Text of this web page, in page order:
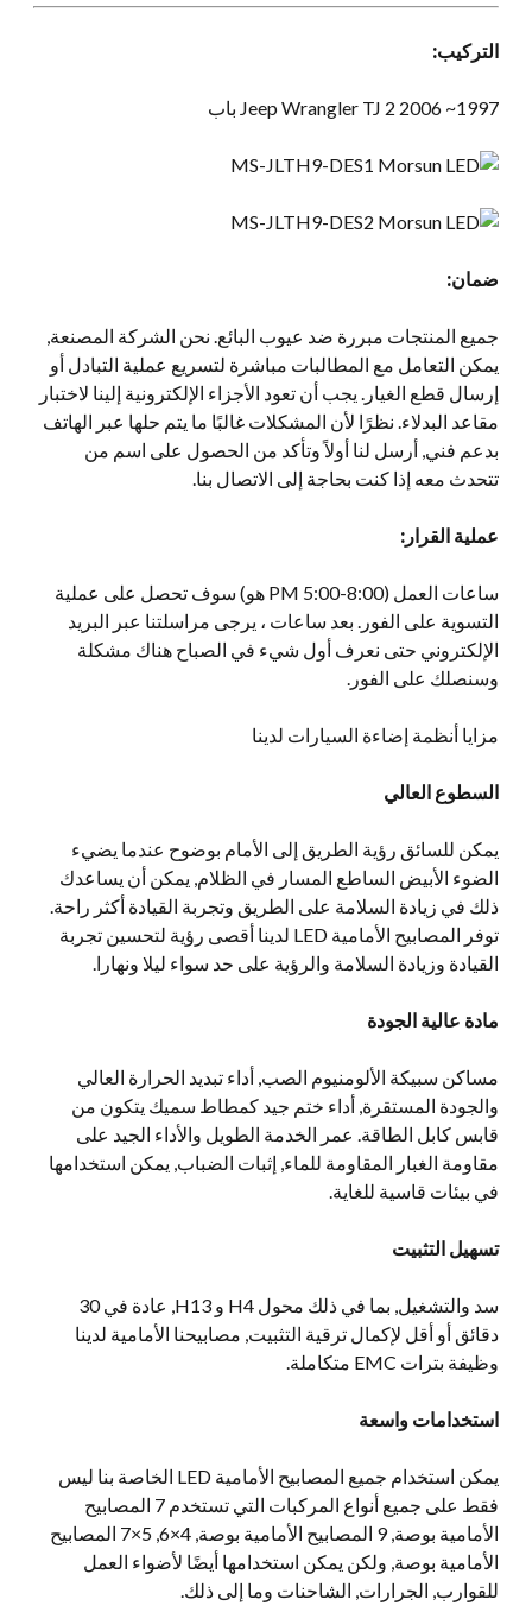
التركيب:
1997~ 2006 Jeep Wrangler TJ 2 باب
ضمان:
جميع المنتجات مبررة ضد عيوب البائع. نحن الشركة المصنعة,
يمكن التعامل مع المطالبات مباشرة لتسريع عملية التبادل أو
إرسال قطع الغيار. يجب أن تعود الأجزاء الإلكترونية إلينا لاختبار
مقاعد البدلاء. نظرًا لأن المشكلات غالبًا ما يتم حلها عبر الهاتف
بدعم فني, أرسل لنا أولاً وتأكد من الحصول على اسم من
تتحدث معه إذا كنت بحاجة إلى الاتصال بنا.
عملية القرار:
ساعات العمل (8:00-5:00 PM هو) سوف تحصل على عملية
التسوية على الفور. بعد ساعات ، يرجى مراسلتنا عبر البريد
الإلكتروني حتى نعرف أول شيء في الصباح هناك مشكلة
وسنصلك على الفور.
مزايا أنظمة إضاءة السيارات لدينا
السطوع العالي
يمكن للسائق رؤية الطريق إلى الأمام بوضوح عندما يضيء
الضوء الأبيض الساطع المسار في الظلام, يمكن أن يساعدك
ذلك في زيادة السلامة على الطريق وتجربة القيادة أكثر راحة.
توفر المصابيح الأمامية LED لدينا أقصى رؤية لتحسين تجربة
القيادة وزيادة السلامة والرؤية على حد سواء ليلا ونهارا.
مادة عالية الجودة
مساكن سبيكة الألومنيوم الصب, أداء تبديد الحرارة العالي
والجودة المستقرة, أداء ختم جيد كمطاط سميك يتكون من
قابس كابل الطاقة. عمر الخدمة الطويل والأداء الجيد على
مقاومة الغبار المقاومة للماء, إثبات الضباب, يمكن استخدامها
في بيئات قاسية للغاية.
تسهيل التثبيت
سد والتشغيل, بما في ذلك محول H4 و H13, عادة في 30
دقائق أو أقل لإكمال ترقية التثبيت, مصابيحنا الأمامية لدينا
وظيفة بترات EMC متكاملة.
استخدامات واسعة
يمكن استخدام جميع المصابيح الأمامية LED الخاصة بنا ليس
فقط على جميع أنواع المركبات التي تستخدم 7 المصابيح
الأمامية بوصة, 9 المصابيح الأمامية بوصة, 4×6, 5×7 المصابيح
الأمامية بوصة, ولكن يمكن استخدامها أيضًا لأضواء العمل
للقوارب, الجرارات, الشاحنات وما إلى ذلك.